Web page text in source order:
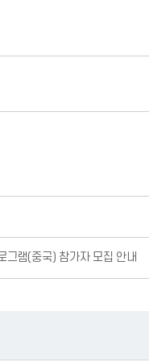
램(중국) 참가자 모집 안내